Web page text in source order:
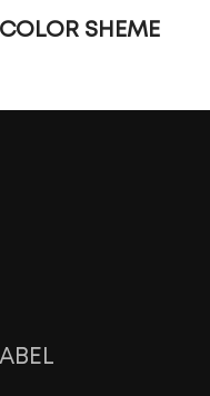
SHEME